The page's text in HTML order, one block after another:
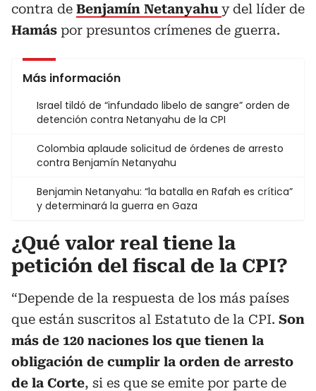
contra de Benjamín Netanyahu y del líder de
Hamás por presuntos crímenes de guerra.
Más información
Israel tildó de “infundado libelo de sangre” orden de
detención contra Netanyahu de la CPI
Colombia aplaude solicitud de órdenes de arresto
contra Benjamín Netanyahu
Benjamin Netanyahu: “la batalla en Rafah es crítica”
y determinará la guerra en Gaza
¿Qué valor real tiene la
petición del fiscal de la CPI?
“Depende de la respuesta de los más países
que están suscritos al Estatuto de la CPI. Son
más de 120 naciones los que tienen la
obligación de cumplir la orden de arresto
de la Corte, si es que se emite por parte de